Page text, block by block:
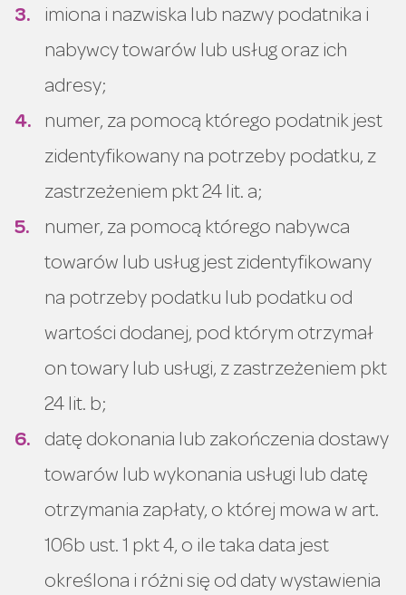
imiona i nazwiska lub nazwy podatnika i
nabywcy towarów lub usług oraz ich
adresy;
numer, za pomocą którego podatnik jest
zidentyfikowany na potrzeby podatku, z
zastrzeżeniem pkt 24 lit. a;
numer, za pomocą którego nabywca
towarów lub usług jest zidentyfikowany
na potrzeby podatku lub podatku od
wartości dodanej, pod którym otrzymał
on towary lub usługi, z zastrzeżeniem pkt
24 lit. b;
datę dokonania lub zakończenia dostawy
towarów lub wykonania usługi lub datę
otrzymania zapłaty, o której mowa w art.
106b ust. 1 pkt 4, o ile taka data jest
określona i różni się od daty wystawienia